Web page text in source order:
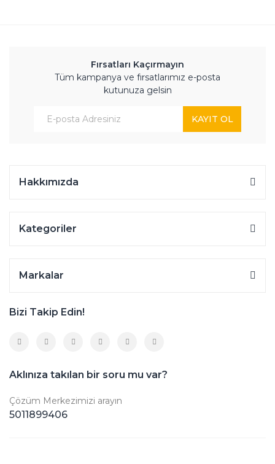
Fırsatları Kaçırmayın
Tüm kampanya ve fırsatlarımız e-posta
kutunuza gelsin
KAYIT OL
Hakkımızda
Kategoriler
Markalar
Bizi Takip Edin!
Aklınıza takılan bir soru mu var?
Çözüm Merkezimizi arayın
5011899406